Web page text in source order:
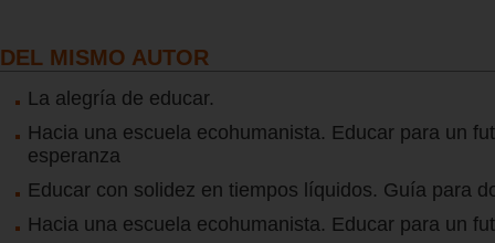
DEL MISMO AUTOR
La alegría de educar.
Hacia una escuela ecohumanista. Educar para un
esperanza
Educar con solidez en tiempos líquidos. Guía para
Hacia una escuela ecohumanista. Educar para un